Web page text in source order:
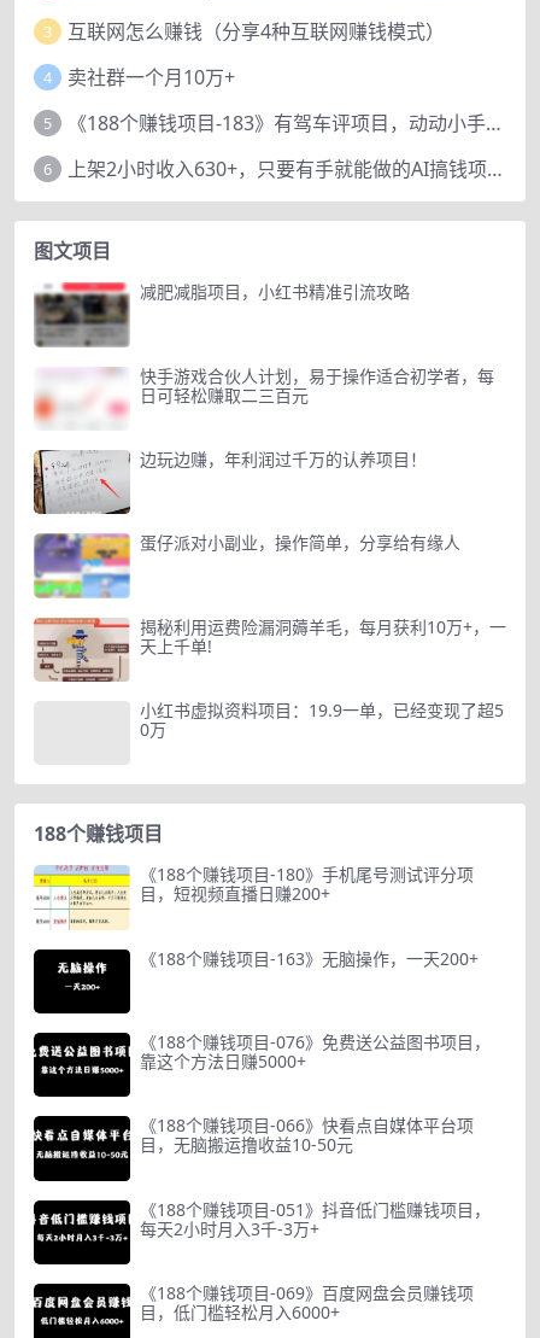
3 互联网怎么赚钱（分享4种互联网赚钱模式）
4 卖社群一个月10万+
5 《188个赚钱项目-183》有驾车评项目，动动小手，复制粘贴赚44元！
6 上架2小时收入630+，只要有手就能做的AI搞钱项目，奶奶看完都能学会!
图文项目
减肥减脂项目，小红书精准引流攻略
快手游戏合伙人计划，易于操作适合初学者，每
日可轻松赚取二三百元
边玩边赚，年利润过千万的认养项目！
蛋仔派对小副业，操作简单，分享给有缘人
揭秘利用运费险漏洞薅羊毛，每月获利10万+，一
天上千单!
小红书虚拟资料项目：19.9一单，已经变现了超5
0万
188个赚钱项目
《188个赚钱项目-180》手机尾号测试评分项
目，短视频直播日赚200+
《188个赚钱项目-163》无脑操作，一天200+
《188个赚钱项目-076》免费送公益图书项目，
靠这个方法日赚5000+
《188个赚钱项目-066》快看点自媒体平台项
目，无脑搬运撸收益10-50元
《188个赚钱项目-051》抖音低门槛赚钱项目，
每天2小时月入3千-3万+
《188个赚钱项目-069》百度网盘会员赚钱项
目，低门槛轻松月入6000+